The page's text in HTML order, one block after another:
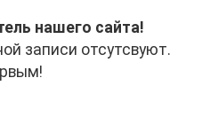
нашего сайта!
записи отсутсвуют.